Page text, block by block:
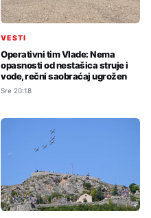
VESTI
Operativni tim Vlade: Nema
opasnosti od nestašica struje i
vode, rečni saobraćaj ugrožen
Sre 20:18